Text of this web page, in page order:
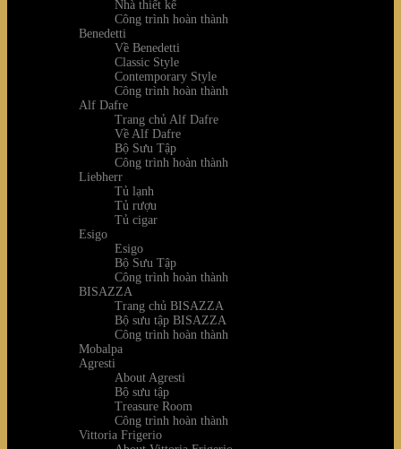
Nhà thiết kế
Công trình hoàn thành
Benedetti
Về Benedetti
Classic Style
Contemporary Style
Công trình hoàn thành
Alf Dafre
Trang chủ Alf Dafre
Về Alf Dafre
Bộ Sưu Tập
Công trình hoàn thành
Liebherr
Tủ lạnh
Tủ rượu
Tủ cigar
Esigo
Esigo
Bộ Sưu Tập
Công trình hoàn thành
BISAZZA
Trang chủ BISAZZA
Bộ sưu tập BISAZZA
Công trình hoàn thành
Mobalpa
Agresti
About Agresti
Bộ sưu tập
Treasure Room
Công trình hoàn thành
Vittoria Frigerio